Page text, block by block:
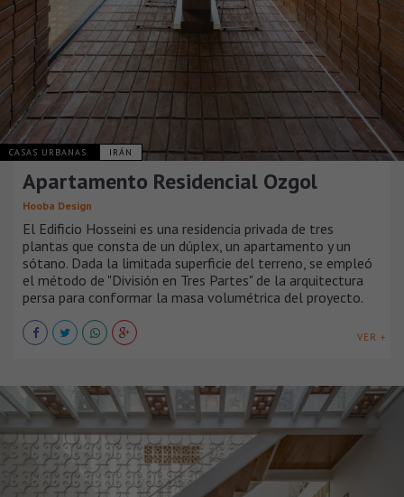
CASAS URBANAS IRÁN
Apartamento Residencial Ozgol
Hooba Design
El Edificio Hosseini es una residencia privada de tres
plantas que consta de un dúplex, un apartamento y un
sótano. Dada la limitada superficie del terreno, se empleó
el método de "División en Tres Partes" de la arquitectura
persa para conformar la masa volumétrica del proyecto.
VER +